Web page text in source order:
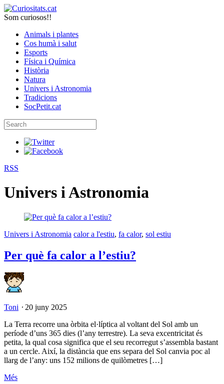
Som curiosos!!
Animals i plantes
Cos humà i salut
Esports
Física i Química
Història
Natura
Univers i Astronomia
Tradicions
SocPetit.cat
RSS
Univers i Astronomia
Univers i Astronomia calor a l'estiu, fa calor, sol estiu
Per què fa calor a l’estiu?
Toni ⋅ 20 juny 2025
La Terra recorre una òrbita el·líptica al voltant del Sol amb un
període d’uns 365 dies (l’any terrestre). La seva excentricitat és
petita, la qual cosa significa que el seu recorregut s’assembla bastant
a un cercle. Així, la distància que ens separa del Sol canvia poc al
llarg de l’any: uns 152 milions de quilòmetres […]
Més